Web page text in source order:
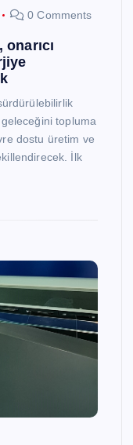
0 Comments
geleceğini topluma
dostu üretim ve
İlk